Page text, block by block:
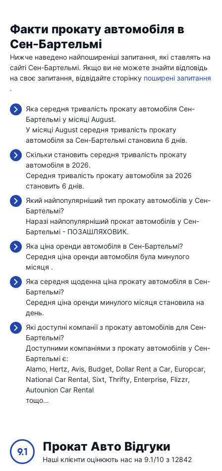
Факти прокату автомобіля в
Сен-Бартельмі
Нижче наведено найпоширеніші запитання, які ставлять на
сайті Сен-Бартельмі. Якщо ви не можете знайти відповідь
на своє запитання, відвідайте сторінку поширені запитання
.
Яка середня тривалість прокату автомобіля Сен-
Бартельмі у місяці August.
У місяці August середня тривалість прокату
автомобіля за Сен-Бартельмі становила 6 днів.
Скільки становить середня тривалість прокату
автомобіля в 2026.
Середня тривалість прокату автомобіля за 2026
становить 6 днів.
Який найпопулярніший тип прокату автомобілів у Сен-
Бартельмі?
Наразі найпопулярніший прокат автомобілів у Сен-
Бартельмі - ПОЗАШЛЯХОВИК.
Яка ціна оренди автомобіля в Сен-Бартельмі?
Середня ціна оренди автомобіля була минулого
місяця .
Яка середня щоденна ціна прокату автомобіля в Сен-
Бартельмі?
Середня ціна оренди минулого місяця становила на
день.
Які доступні компанії з прокату автомобілів для Сен-
Бартельмі?
Доступними компаніями з прокату автомобілів у Сен-
Бартельмі є:
Alamo Hertz Avis Budget Dollar Rent a Car Europcar
National Car Rental Sixt Thrifty Enterprise Flizzr
Autounion Car Rental
тощо…
9.1 Прокат Авто Відгуки
Наші клієнти оцінюють нас на 9.1/10 з 12842